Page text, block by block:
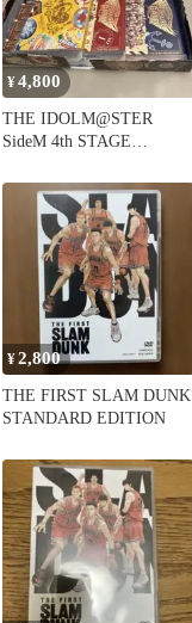
¥4,800
THE IDOLM@STER
SideM 4th STAGE
¥2,800
THE FIRST SLAM DUNK
STANDARD EDITION